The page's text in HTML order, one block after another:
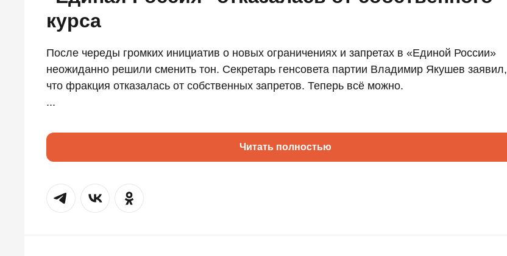
курса
После череды громких инициатив о новых ограничениях и запретах в «Единой России»
неожиданно решили сменить тон. Секретарь генсовета партии Владимир Якушев заявил,
что фракция отказалась от собственных запретов. Теперь всё можно.
...
Читать полностью